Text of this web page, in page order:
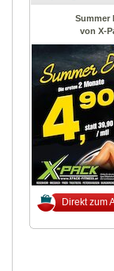
Summer
von X-
Direkt zum